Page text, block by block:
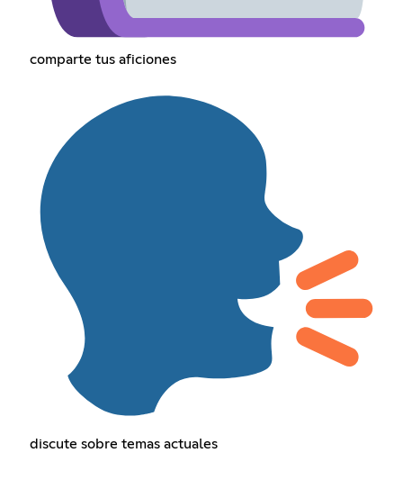
comparte tus aficiones
discute sobre temas actuales